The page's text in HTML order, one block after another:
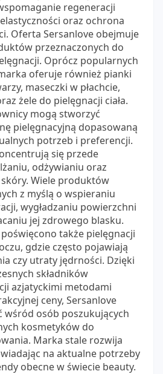
regeneracji
oraz ochrona
Oferta Sersanlove obejmuje
przeznaczonych do
Oprócz popularnych
oferuje również pianki
maseczki w płachcie,
żele do pielęgnacji ciała.
mogą stworzyć
pielęgnacyjną dopasowaną
potrzeb i preferencji.
się przede
odżywianiu oraz
Wiele produktów
z myślą o wspieraniu
wygładzaniu powierzchni
jej zdrowego blasku.
także pielęgnacji
gdzie często pojawiają
czy utraty jędrności. Dzięki
składników
azjatyckimi metodami
ceny, Sersanlove
wśród osób poszukujących
kosmetyków do
Marka stale rozwija
na aktualne potrzeby
obecne w świecie beauty.